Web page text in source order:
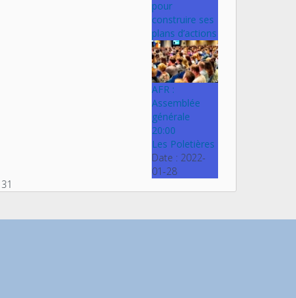
pour
construire ses
plans d’actions
AFR :
Assemblée
générale
20:00
Les Poletières
Date : 2022-
01-28
31